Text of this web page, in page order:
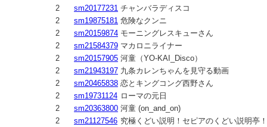
2
sm20177231 チャンバラディスコ
2
sm19875181 危険なクンニ
2
sm20159874 モーニングレスキューさん
2
sm21584379 マカロニライナー
2
sm20157905 河童（YO-KAI_Disco）
2
sm21943197 九条カレンちゃんを見守る動画
2
sm20465838 恋とキングコング西野さん
2
sm19731124 ローマの元日
2
sm20363800 河童 (on_and_on)
2
sm21127546 究極くどい説明！セピアのくどい説明亭！